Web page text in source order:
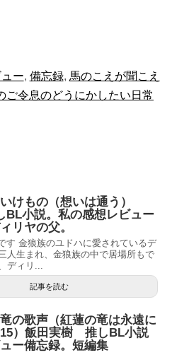
ー, 備忘録, 馬のこえが聞こえ
ご令息のどうにかしたい日常
けもの（想いは通う）
BL小説。私の感想レビュー
リヤの父。
す 金狼族のユドハに愛されているデ
人生まれ、金狼族の中で居場所もで
ディリ...
記事を読む
の歌声（紅蓮の竜は永遠に
）飯田実樹 推しBL小説
ー備忘録。短編集